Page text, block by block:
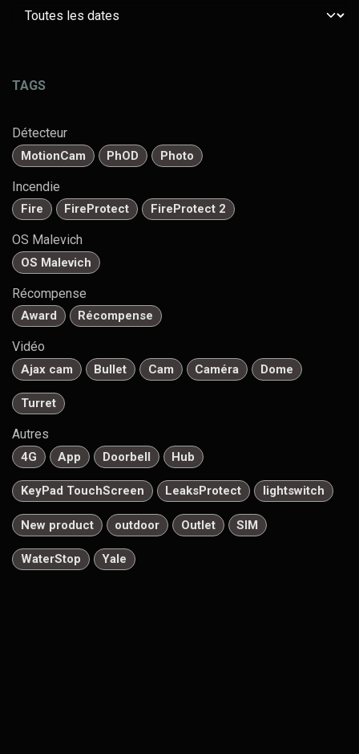
TAGS
Détecteur
MotionCam PhOD Photo
Incendie
Fire FireProtect FireProtect 2
OS Malevich
OS Malevich
Récompense
Award Récompense
Vidéo
Ajax cam Bullet Cam Caméra Dome
Turret
Autres
4G App Doorbell Hub
KeyPad TouchScreen LeaksProtect lightswitch
New product outdoor Outlet SIM
WaterStop Yale